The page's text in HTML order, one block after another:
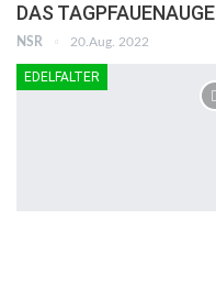
DAS TAGPFAUENAUGE
NSR 20.Aug. 2022
EDELFALTER